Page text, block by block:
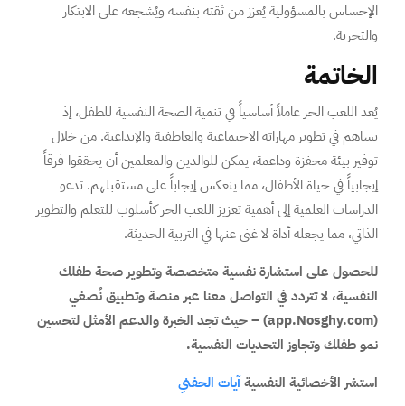
الإحساس بالمسؤولية يُعزز من ثقته بنفسه ويُشجعه على الابتكار
والتجربة.
الخاتمة
يُعد اللعب الحر عاملاً أساسياً في تنمية الصحة النفسية للطفل، إذ
يساهم في تطوير مهاراته الاجتماعية والعاطفية والإبداعية. من خلال
توفير بيئة محفزة وداعمة، يمكن للوالدين والمعلمين أن يحققوا فرقاً
إيجابياً في حياة الأطفال، مما ينعكس إيجاباً على مستقبلهم. تدعو
الدراسات العلمية إلى أهمية تعزيز اللعب الحر كأسلوب للتعلم والتطوير
الذاتي، مما يجعله أداة لا غنى عنها في التربية الحديثة.
للحصول على استشارة نفسية متخصصة وتطوير صحة طفلك
النفسية، لا تتردد في التواصل معنا عبر منصة وتطبيق نُصغي
(app.Nosghy.com) – حيث تجد الخبرة والدعم الأمثل لتحسين
نمو طفلك وتجاوز التحديات النفسية.
استشر الأخصائية النفسيةآيات الحفني